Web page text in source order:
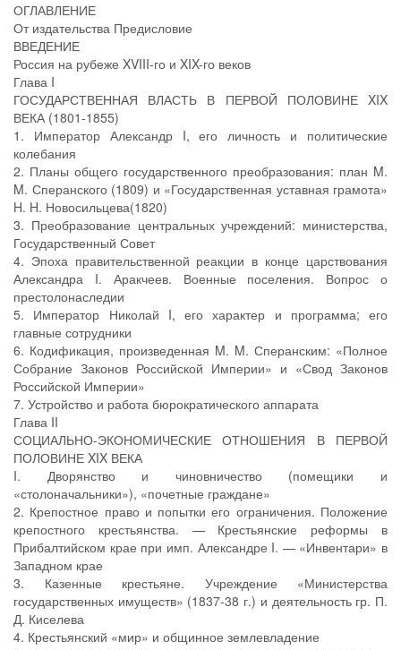
ОГЛАВЛЕНИЕ
От издательства Предисловие
ВВЕДЕНИЕ
Россия на рубеже XVIII-го и XIX-го веков
Глава I
ГОСУДАРСТВЕННАЯ ВЛАСТЬ В ПЕРВОЙ ПОЛОВИНЕ XIX
ВЕКА (1801-1855)
1. Император Александр I, его личность и политические
колебания
2. Планы общего государственного преобразования: план M.
M. Сперанского (1809) и «Государственная уставная грамота»
H. H. Новосильцева(1820)
3. Преобразование центральных учреждений: министерства,
Государственный Совет
4. Эпоха правительственной реакции в конце царствования
Александра I. Аракчеев. Военные поселения. Вопрос о
престолонаследии
5. Император Николай I, его характер и программа; его
главные сотрудники
6. Кодификация, произведенная M. M. Сперанским: «Полное
Собрание Законов Российской Империи» и «Свод Законов
Российской Империи»
7. Устройство и работа бюрократического аппарата
Глава II
СОЦИАЛЬНО-ЭКОНОМИЧЕСКИЕ ОТНОШЕНИЯ В ПЕРВОЙ
ПОЛОВИНЕ XIX ВЕКА
I. Дворянство и чиновничество (помещики и
«столоначальники»), «почетные граждане»
2. Крепостное право и попытки его ограничения. Положение
крепостного крестьянства. — Крестьянские реформы в
Прибалтийском крае при имп. Александре I. — «Инвентари» в
Западном крае
3. Казенные крестьяне. Учреждение «Министерства
государственных имуществ» (1837-38 г.) и деятельность гр. П.
Д. Киселева
4. Крестьянский «мир» и общинное землевладение